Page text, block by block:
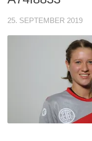
25. SEPTEMBER 2019